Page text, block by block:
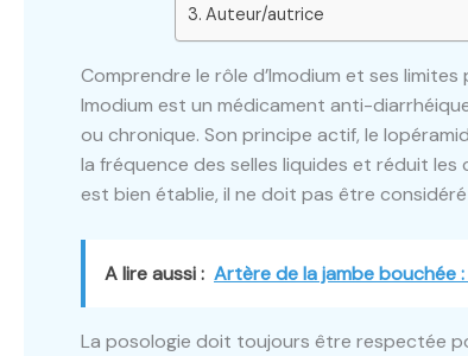
Auteur/autrice
Comprendre le rôle d’Imodium et ses
Imodium est un médicament anti-
ou chronique. Son principe actif, le
la fréquence des selles liquides et réduit
est bien établie, il ne doit pas être
A lire aussi : Artère de la jambe bouchée
La posologie doit toujours être respectée